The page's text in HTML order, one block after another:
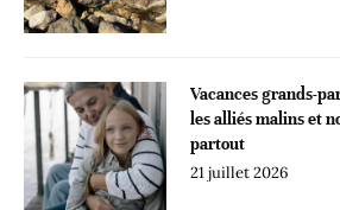
Vacances grands-
les alliés malins et
partout
21 juillet 2026